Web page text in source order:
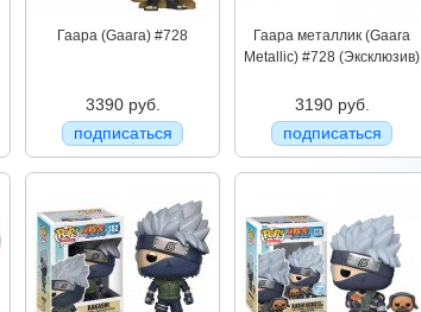
Гаара (Gaara) #728
3390 руб.
подписаться
Гаара металлик (Gaara
Metallic) #728 (Эксклюзив)
3190 руб.
подписаться